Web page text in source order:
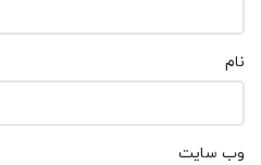
نام
وب‌ سایت